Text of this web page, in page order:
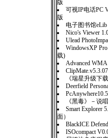
版
可视IP电话PC
版
电子图书馆eLib
Nico's Viewer
Ulead
WindowsXP
载)
Advanced
《瑞星升级下
Deerfield
PcAnywhere10.5
《黑毒》－说唱
Smart Explorer
面）
BlackICE
ISOcompact